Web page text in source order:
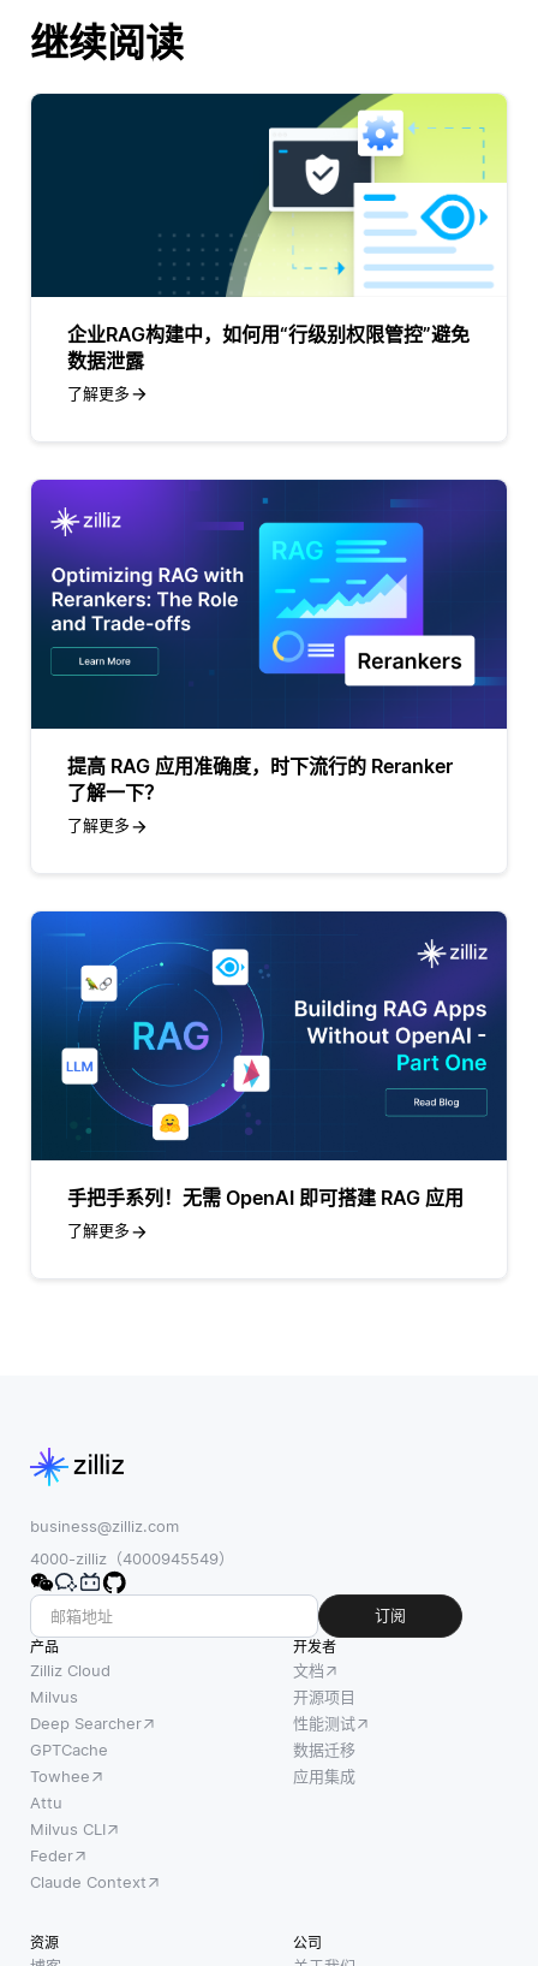
继续阅读
企业RAG构建中，如何用“行级别权限管控”避免
数据泄露
了解更多
提高 RAG 应用准确度，时下流行的 Reranker
了解一下？
了解更多
手把手系列！无需 OpenAI 即可搭建 RAG 应用
了解更多
business@zilliz.com
4000-zilliz（4000945549）
订阅
产品
Zilliz Cloud
Milvus
Deep Searcher
GPTCache
Towhee
Attu
Milvus CLI
Feder
Claude Context
开发者
文档
开源项目
性能测试
数据迁移
应用集成
资源 公司